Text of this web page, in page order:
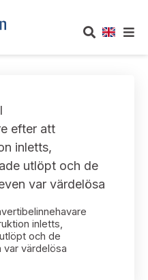
årsvis
efter att
inletts,
utlöpt och de
var värdelösa
inletts,
och de
värdelösa